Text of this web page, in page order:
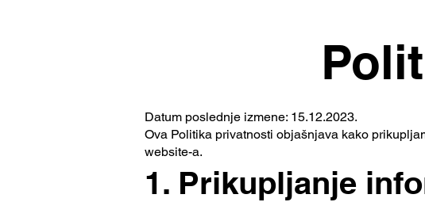
Datum poslednje izmene: 15.12.2023.
Ova Politika privatnosti objašnjava kako
website-a.
1. Prikupljanje